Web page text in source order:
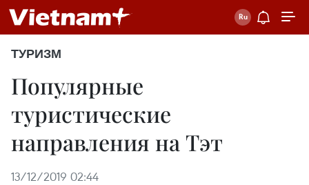
ТУРИЗМ
Популярные
туристические
направления на Тэт
13/12/2019 02:44